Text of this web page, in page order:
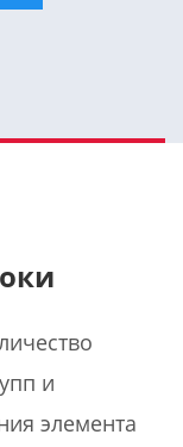
и
элемента